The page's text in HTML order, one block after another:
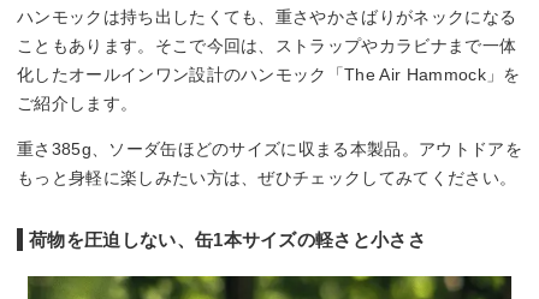
ハンモックは持ち出したくても、重さやかさばりがネックになる
こともあります。そこで今回は、ストラップやカラビナまで一体
化したオールインワン設計のハンモック「The Air Hammock」を
ご紹介します。
重さ385g、ソーダ缶ほどのサイズに収まる本製品。アウトドアを
もっと身軽に楽しみたい方は、ぜひチェックしてみてください。
荷物を圧迫しない、缶1本サイズの軽さと小ささ